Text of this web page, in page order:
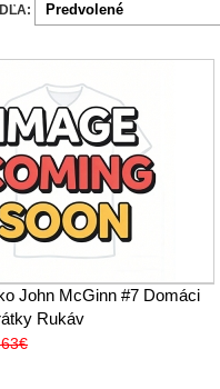
John McGinn #7 Domáci
Rukáv